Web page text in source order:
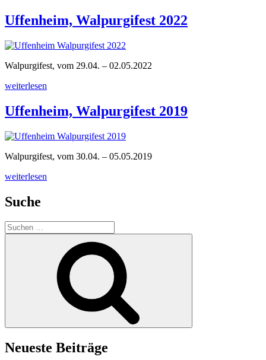
Uffenheim, Walpurgifest 2022
Walpurgifest, vom 29.04. – 02.05.2022
„Uffenheim,
2022“
weiterlesen
Uffenheim, Walpurgifest 2019
Walpurgifest, vom 30.04. – 05.05.2019
„Uffenheim,
2019“
weiterlesen
Suche
Suchen
nach:
Neueste Beiträge